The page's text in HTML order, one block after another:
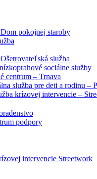
pokojnej staroby
služba
sociálne služby
centrum – Trnava
služba pre deti a rodinu –
krízovej intervencie –
podpory
intervencie Streetwork